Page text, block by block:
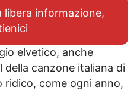
libera informazione,
elvetico, anche
della canzone italiana di
ridico, come ogni anno,